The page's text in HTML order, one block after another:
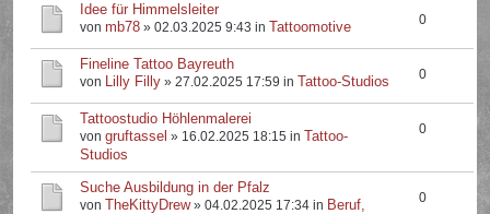
Idee für Himmelsleiter
vonmb78 » 02.03.2025 9:43 in Tattoomotive 0
Fineline Tattoo Bayreuth
von Lilly Filly » 27.02.2025 17:59 in Tattoo-Studios 0
Tattoostudio Höhlenmalerei
vongruftassel » 16.02.2025 18:15 in Tattoo-
Studios
0
Suche Ausbildung in der Pfalz
von TheKittyDrew» 04.02.2025 17:34 in Beruf,
0